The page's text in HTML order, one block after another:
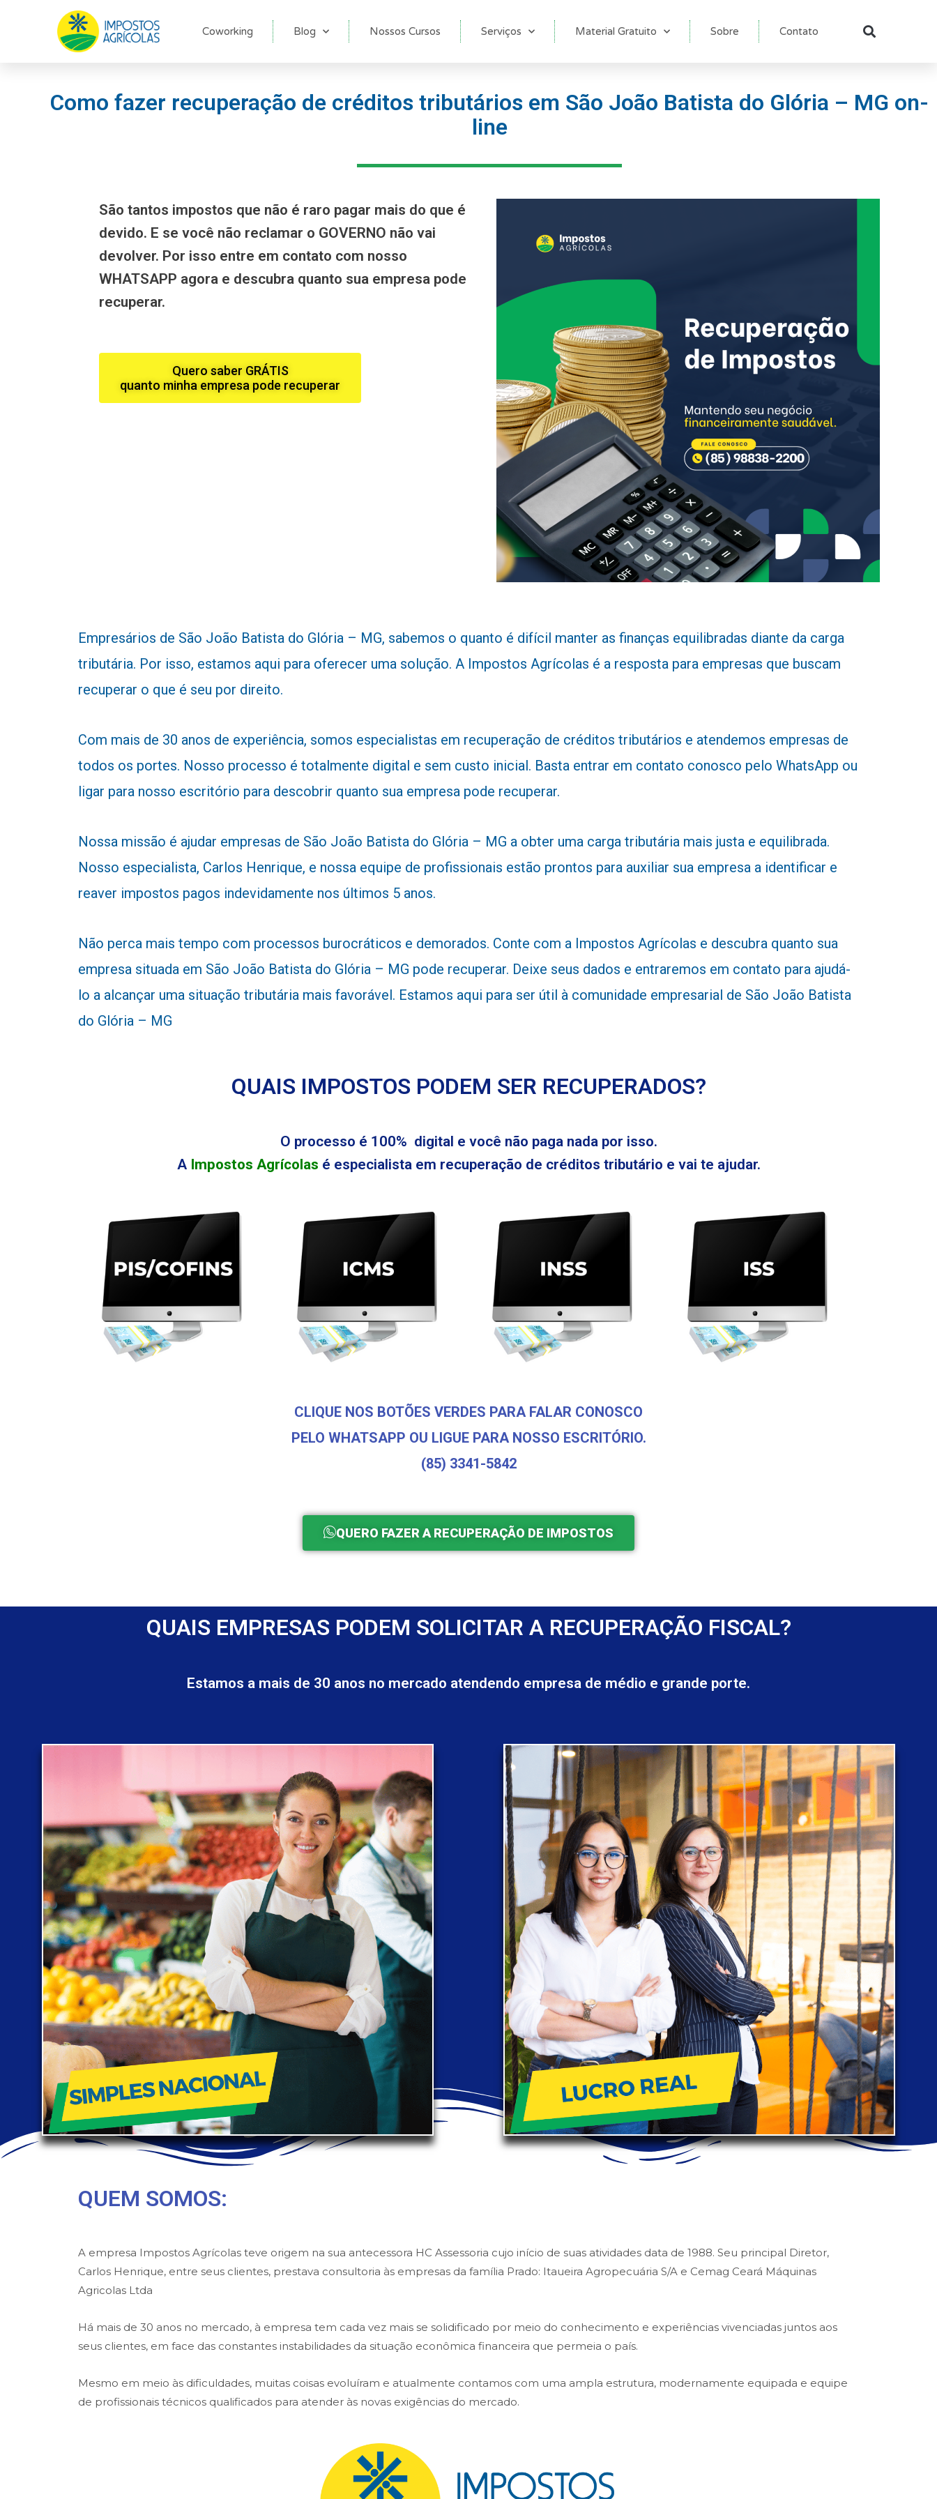
Coworking Blog Nossos Cursos Serviços Material Gratuito Sobre Contato
Como fazer recuperação de créditos tributários em São João Batista do Glória – MG on-
line
São tantos impostos que não é raro pagar mais do que é
devido. E se você não reclamar o GOVERNO não vai
devolver. Por isso entre em contato com nosso
WHATSAPP agora e descubra quanto sua empresa pode
recuperar.
Quero saber GRÁTIS
quanto minha empresa pode recuperar
Empresários de São João Batista do Glória – MG, sabemos o quanto é difícil manter as finanças equilibradas diante da carga
tributária. Por isso, estamos aqui para oferecer uma solução. A Impostos Agrícolas é a resposta para empresas que buscam
recuperar o que é seu por direito.
Com mais de 30 anos de experiência, somos especialistas em recuperação de créditos tributários e atendemos empresas de
todos os portes. Nosso processo é totalmente digital e sem custo inicial. Basta entrar em contato conosco pelo WhatsApp ou
ligar para nosso escritório para descobrir quanto sua empresa pode recuperar.
Nossa missão é ajudar empresas de São João Batista do Glória – MG a obter uma carga tributária mais justa e equilibrada.
Nosso especialista, Carlos Henrique, e nossa equipe de profissionais estão prontos para auxiliar sua empresa a identificar e
reaver impostos pagos indevidamente nos últimos 5 anos.
Não perca mais tempo com processos burocráticos e demorados. Conte com a Impostos Agrícolas e descubra quanto sua
empresa situada em São João Batista do Glória – MG pode recuperar. Deixe seus dados e entraremos em contato para ajudá-
lo a alcançar uma situação tributária mais favorável. Estamos aqui para ser útil à comunidade empresarial de São João Batista
do Glória – MG
QUAIS IMPOSTOS PODEM SER RECUPERADOS?
O processo é 100% digital e você não paga nada por isso.
A Impostos Agrícolas é especialista em recuperação de créditos tributário e vai te ajudar.
CLIQUE NOS BOTÕES VERDES PARA FALAR CONOSCO
PELO WHATSAPP OU LIGUE PARA NOSSO ESCRITÓRIO.
(85) 3341-5842
QUERO FAZER A RECUPERAÇÃO DE IMPOSTOS
QUAIS EMPRESAS PODEM SOLICITAR A RECUPERAÇÃO FISCAL?
Estamos a mais de 30 anos no mercado atendendo empresa de médio e grande porte.
QUEM SOMOS:
A empresa Impostos Agrícolas teve origem na sua antecessora HC Assessoria cujo início de suas atividades data de 1988. Seu principal Diretor,
Carlos Henrique, entre seus clientes, prestava consultoria às empresas da família Prado: Itaueira Agropecuária S/A e Cemag Ceará Máquinas
Agricolas Ltda
Há mais de 30 anos no mercado, à empresa tem cada vez mais se solidificado por meio do conhecimento e experiências vivenciadas juntos aos
seus clientes, em face das constantes instabilidades da situação econômica financeira que permeia o país.
Mesmo em meio às dificuldades, muitas coisas evoluíram e atualmente contamos com uma ampla estrutura, modernamente equipada e equipe
de profissionais técnicos qualificados para atender às novas exigências do mercado.